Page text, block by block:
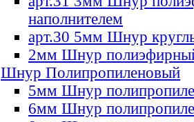
наполнителем
арт.30 5мм Шнур
2мм Шнур
Шнур Полипропиленовый
5мм Шнур
6мм Шнур